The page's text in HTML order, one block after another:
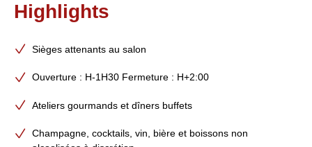
Highlights
Sièges attenants au salon
Ouverture : H-1H30 Fermeture : H+2:00
Ateliers gourmands et dîners buffets
Champagne, cocktails, vin, bière et boissons non